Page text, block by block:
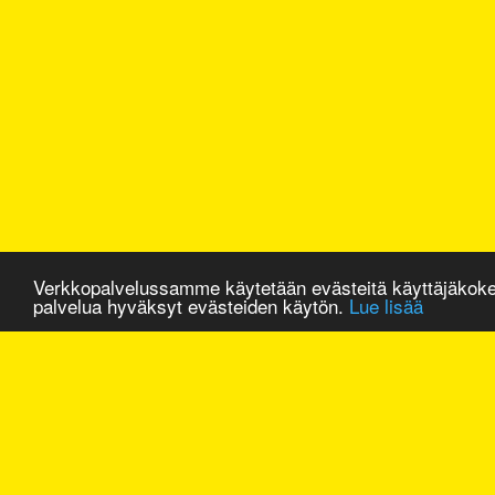
Verkkopalvelussamme käytetään evästeitä
palvelua hyväksyt evästeiden käytön. Lue lisää